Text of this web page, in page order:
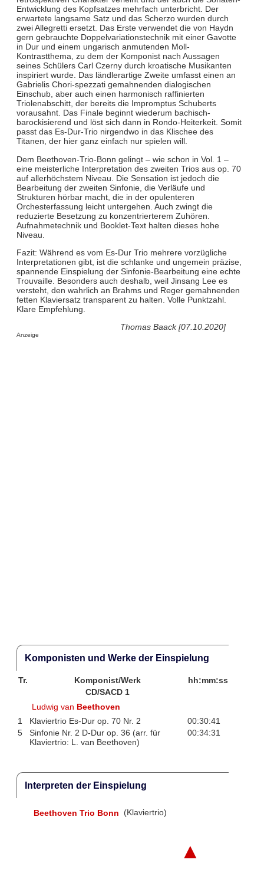
Entwicklung des Kopfsatzes mehrfach unterbricht. Der
erwartete langsame Satz und das Scherzo wurden durch
zwei Allegretti ersetzt. Das Erste verwendet die von Haydn
gern gebrauchte Doppelvariationstechnik mit einer Gavotte
in Dur und einem ungarisch anmutenden Moll-
Kontrastthema, zu dem der Komponist nach Aussagen
seines Schülers Carl Czerny durch kroatische Musikanten
inspiriert wurde. Das ländlerartige Zweite umfasst einen an
Gabrielis Chori-spezzati gemahnenden dialogischen
Einschub, aber auch einen harmonisch raffinierten
Triolenabschitt, der bereits die Impromptus Schuberts
vorausahnt. Das Finale beginnt wiederum bachisch-
barockisierend und löst sich dann in Rondo-Heiterkeit. Somit
passt das Es-Dur-Trio nirgendwo in das Klischee des
Titanen, der hier ganz einfach nur spielen will.
Dem Beethoven-Trio-Bonn gelingt – wie schon in Vol. 1 –
eine meisterliche Interpretation des zweiten Trios aus op. 70
auf allerhöchstem Niveau. Die Sensation ist jedoch die
Bearbeitung der zweiten Sinfonie, die Verläufe und
Strukturen hörbar macht, die in der opulenteren
Orchesterfassung leicht untergehen. Auch zwingt die
reduzierte Besetzung zu konzentrierterem Zuhören.
Aufnahmetechnik und Booklet-Text halten dieses hohe
Niveau.
Fazit: Während es vom Es-Dur Trio mehrere vorzügliche
Interpretationen gibt, ist die schlanke und ungemein präzise,
spannende Einspielung der Sinfonie-Bearbeitung eine echte
Trouvaille. Besonders auch deshalb, weil Jinsang Lee es
versteht, den wahrlich an Brahms und Reger gemahnenden
fetten Klaviersatz transparent zu halten. Volle Punktzahl.
Klare Empfehlung.
Thomas Baack [07.10.2020]
Anzeige
Komponisten und Werke der Einspielung
Tr. Komponist/Werk
hh:mm:ss
CD/SACD 1
Ludwig van Beethoven
1
Klaviertrio Es-Dur op. 70 Nr. 2
00:30:41
5
Sinfonie Nr. 2 D-Dur op. 36 (arr. für
Klaviertrio: L. van Beethoven)
00:34:31
Interpreten der Einspielung
Beethoven Trio Bonn (Klaviertrio)
▲